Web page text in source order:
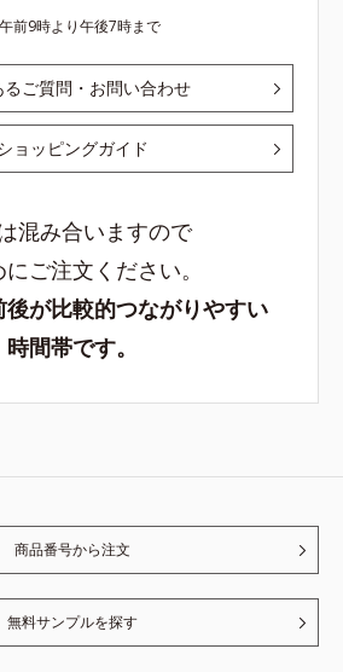
午前9時より午後7時まで
るご質問・お問い合わせ
ョッピングガイド
混み合いますので
ご注文ください。
が比較的つながりやすい
時間帯です。
商品番号から注文
無料サンプルを探す